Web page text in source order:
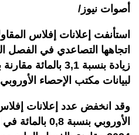
أصوات نيوز/
استأنفت إعلانات إفلاس
زيادة بنسبة 3,1
لبيانات مكتب الإحصاء
وقد انخفض عدد إعلانات
الأوروبي بنسبة